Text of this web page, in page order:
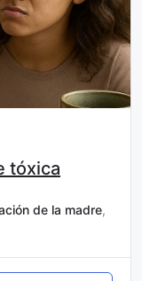
tóxica
de la madre,